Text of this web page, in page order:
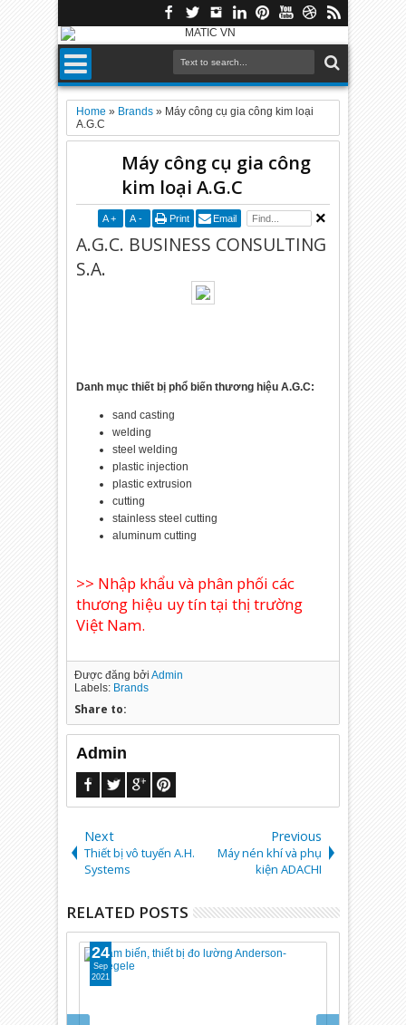
Home » Brands » Máy công cụ gia công kim loại
A.G.C
Máy công cụ gia công
kim loại A.G.C
A + A - Print Email
A.G.C. BUSINESS CONSULTING
S.A.
Danh mục thiết bị phổ biến thương hiệu A.G.C:
sand casting
welding
steel welding
plastic injection
plastic extrusion
cutting
stainless steel cutting
aluminum cutting
>> Nhập khẩu và phân phối các
thương hiệu uy tín tại thị trường
Việt Nam.
Được đăng bởiAdmin
Labels: Brands
Share to:
Admin
Next
Thiết bị vô tuyến A.H.
Systems
Previous
Máy nén khí và phụ
kiện ADACHI
RELATED POSTS
24
Sep
2021